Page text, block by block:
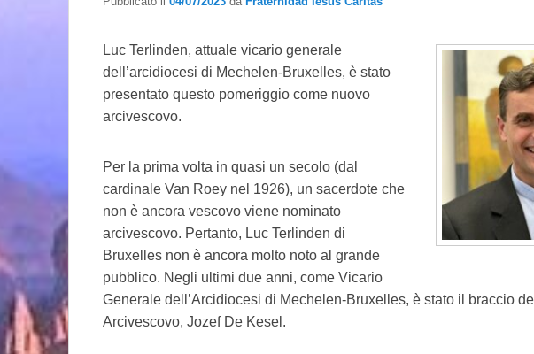
Luc Terlinden, attuale vicario generale
dell’arcidiocesi di Mechelen-Bruxelles, è stato
presentato questo pomeriggio come nuovo
arcivescovo.
Per la prima volta in quasi un secolo (dal
cardinale Van Roey nel 1926), un sacerdote che
non è ancora vescovo viene nominato
arcivescovo. Pertanto, Luc Terlinden di
Bruxelles non è ancora molto noto al grande
pubblico. Negli ultimi due anni, come Vicario
Generale dell’Arcidiocesi di Mechelen-Bruxelles, è stato il braccio
Arcivescovo, Jozef De Kesel.